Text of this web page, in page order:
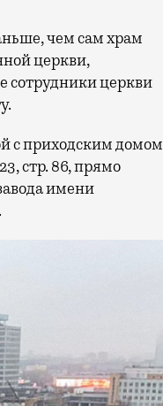
чем сам храм
церкви,
сотрудники церкви
с приходским домом
стр. 86, прямо
имени